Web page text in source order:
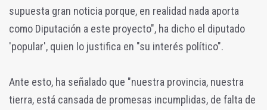
supuesta gran noticia porque, en realidad nada aporta
como Diputación a este proyecto", ha dicho el diputado
'popular', quien lo justifica en "su interés político".
Ante esto, ha señalado que "nuestra provincia, nuestra
tierra, está cansada de promesas incumplidas, de falta de